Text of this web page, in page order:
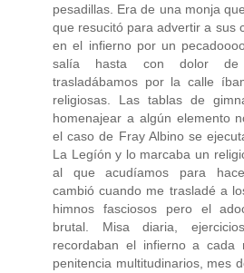
pesadillas. Era de una monja
que resucitó para advertir a sus
en el infierno por un
salía hasta con dolor de
trasladábamos por la calle
religiosas. Las tablas de
homenajear a algún elemento
el caso de Fray Albino se
La Legíón y lo marcaba un
al que acudíamos para
cambió cuando me trasladé a
himnos fasciosos pero el
brutal. Misa diaria,
recordaban el infierno a cada
penitencia multitudinarios, mes